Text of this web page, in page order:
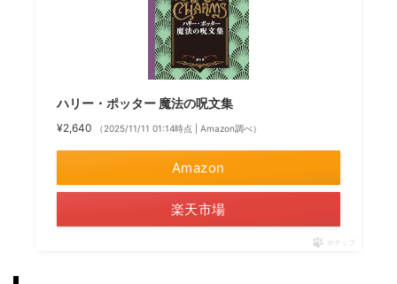
ハリー・ポッター 魔法の呪文集
¥2,640 （2025/11/11 01:14時点 | Amazon調べ）
Amazon
楽天市場
ポチップ